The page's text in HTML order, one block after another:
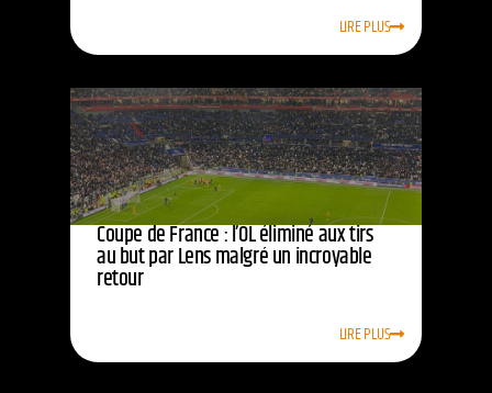
LIRE PLUS
Coupe de France : l’OL éliminé aux tirs
au but par Lens malgré un incroyable
retour
LIRE PLUS